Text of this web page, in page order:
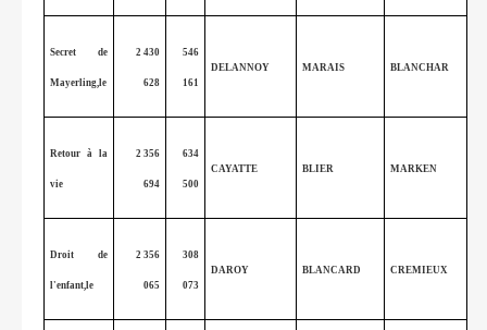
Secret de
Mayerling,le
2 430
628
546
161
DELANNOY MARAIS BLANCHAR
Retour à la
vie
2 356
694
634
500
CAYATTE BLIER MARKEN
Droit de
l'enfant,le
2 356
065
308
073
DAROY BLANCARD CREMIEUX